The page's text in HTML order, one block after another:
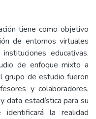
tiene como objetivo
de entornos virtuales
educativas.
de enfoque mixto a
grupo de estudio fueron
y colaboradores,
data estadística para su
la realidad